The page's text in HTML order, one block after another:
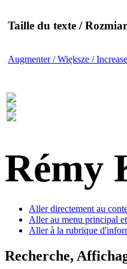
Taille du texte /
Augmenter / Większe / Increase
Rémy
Aller directement au
Aller au menu principal
Aller à la rubrique
Recherche,